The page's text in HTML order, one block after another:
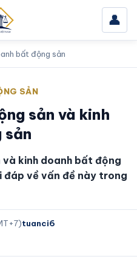
👤
bất động sản
SẢN
sản và kinh
sản
kinh doanh bất động
đáp về vấn đề này trong
tuanci6